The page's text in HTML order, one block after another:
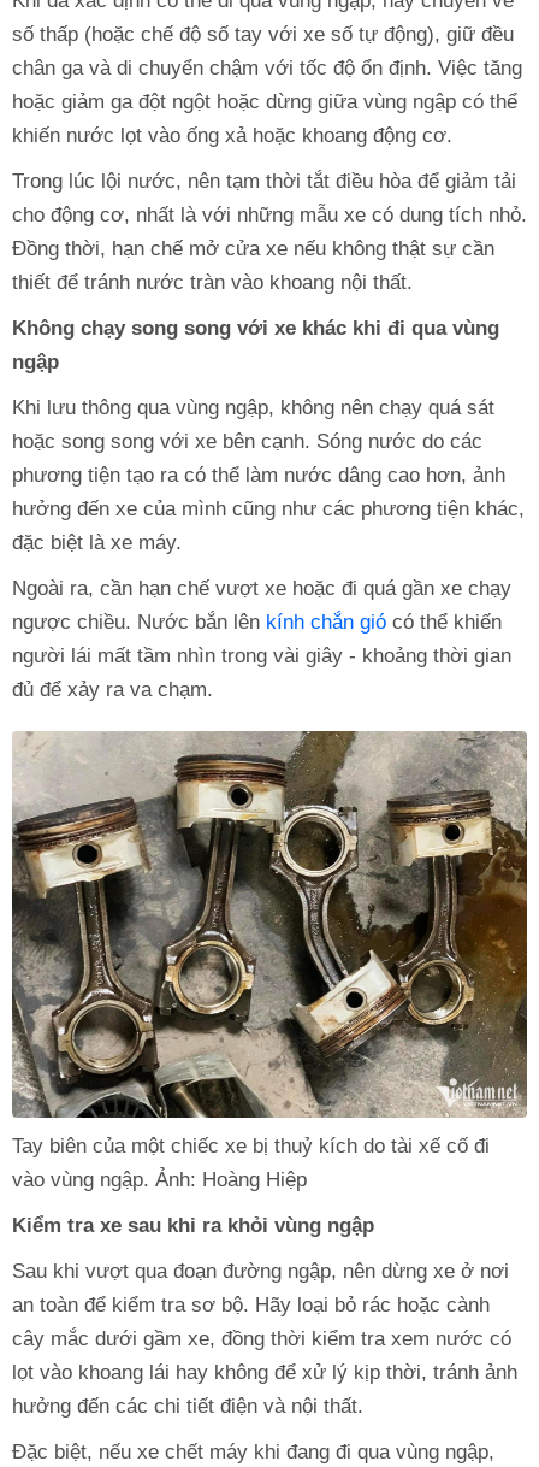
số thấp (hoặc chế độ số tay với xe số tự động), giữ đều
chân ga và di chuyển chậm với tốc độ ổn định. Việc tăng
hoặc giảm ga đột ngột hoặc dừng giữa vùng ngập có thể
khiến nước lọt vào ống xả hoặc khoang động cơ.
Trong lúc lội nước, nên tạm thời tắt điều hòa để giảm tải
cho động cơ, nhất là với những mẫu xe có dung tích nhỏ.
Đồng thời, hạn chế mở cửa xe nếu không thật sự cần
thiết để tránh nước tràn vào khoang nội thất.
Không chạy song song với xe khác khi đi qua vùng
ngập
Khi lưu thông qua vùng ngập, không nên chạy quá sát
hoặc song song với xe bên cạnh. Sóng nước do các
phương tiện tạo ra có thể làm nước dâng cao hơn, ảnh
hưởng đến xe của mình cũng như các phương tiện khác,
đặc biệt là xe máy.
Ngoài ra, cần hạn chế vượt xe hoặc đi quá gần xe chạy
ngược chiều. Nước bắn lên kính chắn gió có thể khiến
người lái mất tầm nhìn trong vài giây - khoảng thời gian
đủ để xảy ra va chạm.
Tay biên của một chiếc xe bị thuỷ kích do tài xế cố đi
vào vùng ngập. Ảnh: Hoàng Hiệp
Kiểm tra xe sau khi ra khỏi vùng ngập
Sau khi vượt qua đoạn đường ngập, nên dừng xe ở nơi
an toàn để kiểm tra sơ bộ. Hãy loại bỏ rác hoặc cành
cây mắc dưới gầm xe, đồng thời kiểm tra xem nước có
lọt vào khoang lái hay không để xử lý kịp thời, tránh ảnh
hưởng đến các chi tiết điện và nội thất.
Đặc biệt, nếu xe chết máy khi đang đi qua vùng ngập,